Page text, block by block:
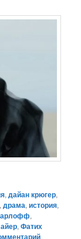
,дайан крюгер,
,драма,история,
,
,Фатих